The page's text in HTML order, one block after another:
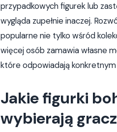
przypadkowych figurek lub
wygląda zupełnie inaczej.
popularne nie tylko wśród
więcej osób zamawia własne
które odpowiadają
Jakie figurki
wybierają